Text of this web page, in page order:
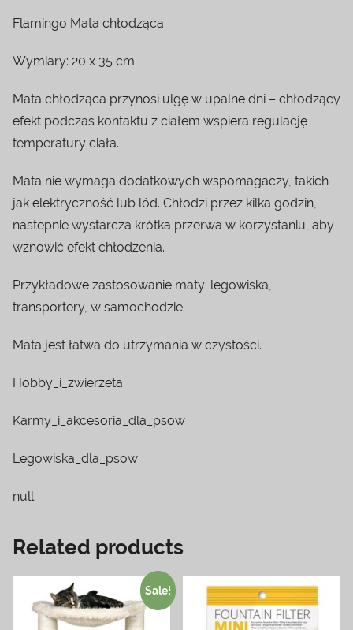
Flamingo Mata chłodząca
Wymiary: 20 x 35 cm
Mata chłodząca przynosi ulgę w upalne dni – chłodzący
efekt podczas kontaktu z ciałem wspiera regulację
temperatury ciała.
Mata nie wymaga dodatkowych wspomagaczy, takich
jak elektryczność lub lód. Chłodzi przez kilka godzin,
nastepnie wystarcza krótka przerwa w korzystaniu, aby
wznowić efekt chłodzenia.
Przykładowe zastosowanie maty: legowiska,
transportery, w samochodzie.
Mata jest łatwa do utrzymania w czystości.
Hobby_i_zwierzeta
Karmy_i_akcesoria_dla_psow
Legowiska_dla_psow
null
Related products
Sale!